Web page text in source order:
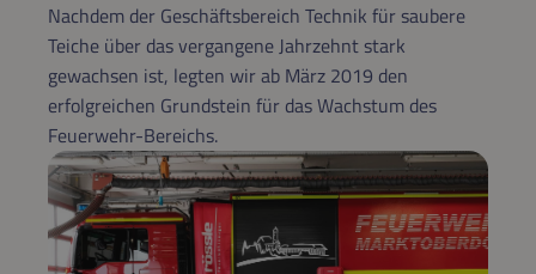
Nachdem der Geschäftsbereich Technik für saubere
Teiche über das vergangene Jahrzehnt stark
gewachsen ist, legten wir ab März 2019 den
erfolgreichen Grundstein für das Wachstum des
Feuerwehr-Bereichs.